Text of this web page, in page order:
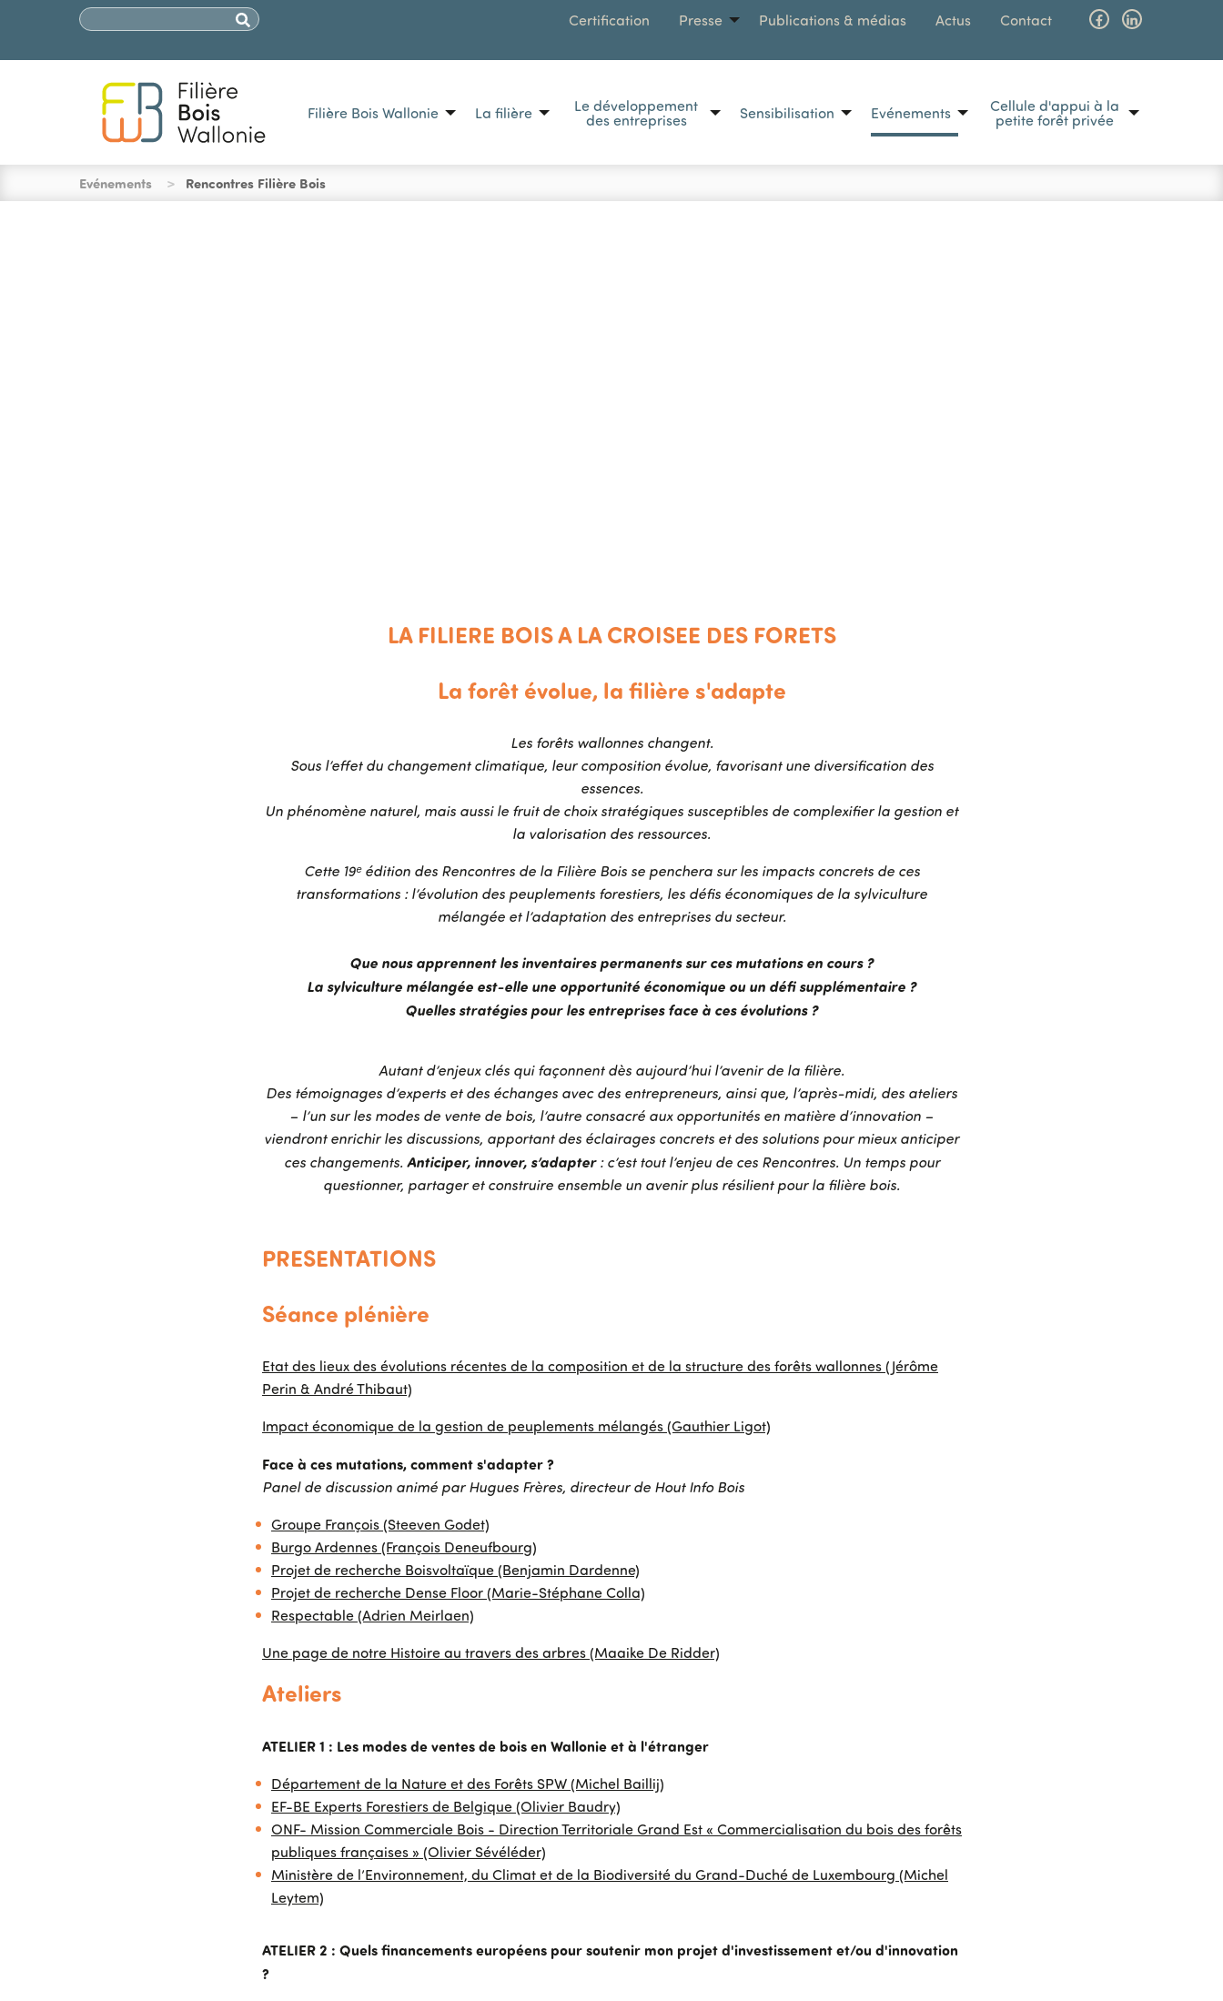
Aller au contenu principal
Filière Bois Wallonie La filière
Le développement
des entreprises
Sensibilisation Evénements
Cellule d'appui à la
petite forêt privée
Chercher Certification Presse Publications & médias Actus Contact FacebookLinkedin
You are here
Evénements Rencontres Filière Bois
LA FILIERE BOIS A LA CROISEE DES FORETS
La forêt évolue, la filière s'adapte
Les forêts wallonnes changent.
Sous l’effet du changement climatique, leur composition évolue, favorisant une diversification des
essences.
Un phénomène naturel, mais aussi le fruit de choix stratégiques susceptibles de complexifier la gestion et
la valorisation des ressources.
Cette 19ᵉ édition des Rencontres de la Filière Bois se penchera sur les impacts concrets de ces
transformations : l’évolution des peuplements forestiers, les défis économiques de la sylviculture
mélangée et l’adaptation des entreprises du secteur.
Que nous apprennent les inventaires permanents sur ces mutations en cours ?
La sylviculture mélangée est-elle une opportunité économique ou un défi supplémentaire ?
Quelles stratégies pour les entreprises face à ces évolutions ?
Autant d’enjeux clés qui façonnent dès aujourd’hui l’avenir de la filière.
Des témoignages d’experts et des échanges avec des entrepreneurs, ainsi que, l’après-midi, des ateliers
– l’un sur les modes de vente de bois, l’autre consacré aux opportunités en matière d’innovation –
viendront enrichir les discussions, apportant des éclairages concrets et des solutions pour mieux anticiper
ces changements. Anticiper, innover, s’adapter: c’est tout l’enjeu de ces Rencontres. Un temps pour
questionner, partager et construire ensemble un avenir plus résilient pour la filière bois.
PRESENTATIONS
Séance plénière
Etat des lieux des évolutions récentes de la composition et de la structure des forêts wallonnes (Jérôme
Perin & André Thibaut)
Impact économique de la gestion de peuplements mélangés (Gauthier Ligot)
Face à ces mutations, comment s'adapter ?
Panel de discussion animé par Hugues Frères, directeur de Hout Info Bois
Groupe François (Steeven Godet)
Burgo Ardennes (François Deneufbourg)
Projet de recherche Boisvoltaïque (Benjamin Dardenne)
Projet de recherche Dense Floor (Marie-Stéphane Colla)
Respectable (Adrien Meirlaen)
Une page de notre Histoire au travers des arbres (Maaike De Ridder)
Ateliers
ATELIER 1 : Les modes de ventes de bois en Wallonie et à l'étranger
Département de la Nature et des Forêts SPW (Michel Baillij)
EF-BE Experts Forestiers de Belgique (Olivier Baudry)
ONF- Mission Commerciale Bois - Direction Territoriale Grand Est « Commercialisation du bois des forêts
publiques françaises » (Olivier Sévéléder)
Ministère de l’Environnement, du Climat et de la Biodiversité du Grand-Duché de Luxembourg (Michel
Leytem)
ATELIER 2 : Quels financements européens pour soutenir mon projet d'investissement et/ou d'innovation
?